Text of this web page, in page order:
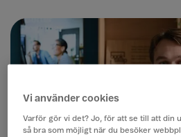
Vi använder cookies
Varför gör vi det? Jo, för att se till att din
så bra som möjligt när du besöker